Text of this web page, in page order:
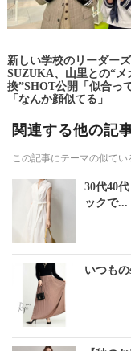
新しい学校のリーダーズ
SUZUKA、山里との“メ
換”SHOT公開「似合っ
「なんか顔似てる」
関連する他の記
この記事にテーマの似てい
30代40
ックで...
いつも